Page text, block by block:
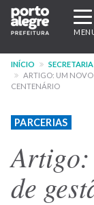
Pular
para
conteúdo
principal
INÍCIO
ARTIGO: UM NOVO
CENTENÁRIO
PARCERIAS
Artigo:
de